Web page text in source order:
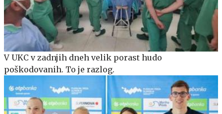
V UKC v zadnjih dneh velik porast hudo
poškodovanih. To je razlog.